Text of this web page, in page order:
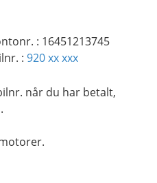
: 16451213745
: 920 xx xxx
når du har betalt,